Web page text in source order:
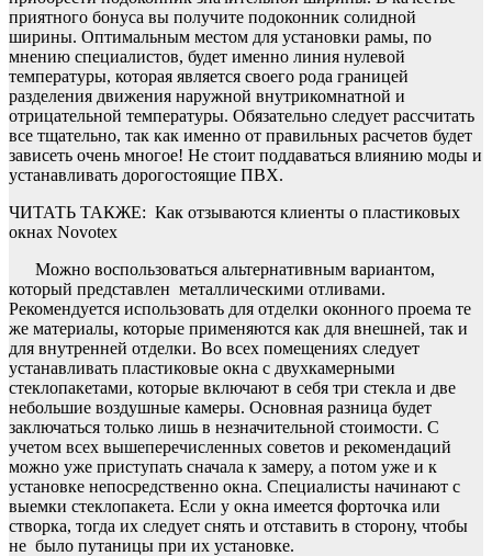
приятного бонуса вы получите подоконник солидной
ширины. Оптимальным местом для установки рамы, по
мнению специалистов, будет именно линия нулевой
температуры, которая является своего рода границей
разделения движения наружной внутрикомнатной и
отрицательной температуры. Обязательно следует рассчитать
все тщательно, так как именно от правильных расчетов будет
зависеть очень многое! Не стоит поддаваться влиянию моды и
устанавливать дорогостоящие ПВХ.
ЧИТАТЬ ТАКЖЕ: Как отзываются клиенты о пластиковых
окнах Novotex
Можно воспользоваться альтернативным вариантом,
который представлен металлическими отливами.
Рекомендуется использовать для отделки оконного проема те
же материалы, которые применяются как для внешней, так и
для внутренней отделки. Во всех помещениях следует
устанавливать пластиковые окна с двухкамерными
стеклопакетами, которые включают в себя три стекла и две
небольшие воздушные камеры. Основная разница будет
заключаться только лишь в незначительной стоимости. С
учетом всех вышеперечисленных советов и рекомендаций
можно уже приступать сначала к замеру, а потом уже и к
установке непосредственно окна. Специалисты начинают с
выемки стеклопакета. Если у окна имеется форточка или
створка, тогда их следует снять и отставить в сторону, чтобы
не было путаницы при их установке.